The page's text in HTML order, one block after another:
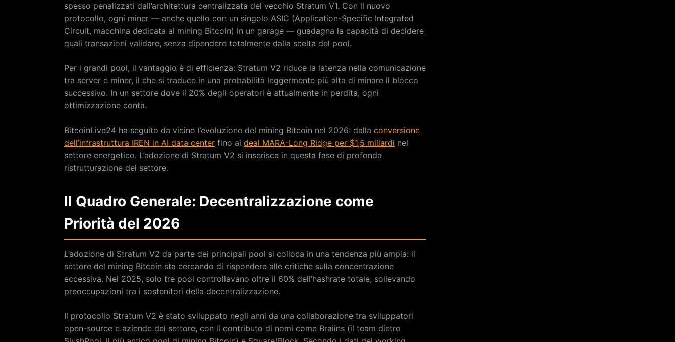
spesso penalizzati dall’architettura centralizzata del vecchio Stratum V1. Con il nuovo
protocollo, ogni miner — anche quello con un singolo ASIC (Application-Specific Integrated
Circuit, macchina dedicata al mining Bitcoin) in un garage — guadagna la capacità di decidere
quali transazioni validare, senza dipendere totalmente dalla scelta del pool.
Per i grandi pool, il vantaggio è di efficienza: Stratum V2 riduce la latenza nella comunicazione
tra server e miner, il che si traduce in una probabilità leggermente più alta di minare il blocco
successivo. In un settore dove il 20% degli operatori è attualmente in perdita, ogni
ottimizzazione conta.
BitcoinLive24 ha seguito da vicino l’evoluzione del mining Bitcoin nel 2026: dalla conversione
dell’infrastruttura IREN in AI data center fino al deal MARA-Long Ridge per $1,5 miliardi nel
settore energetico. L’adozione di Stratum V2 si inserisce in questa fase di profonda
ristrutturazione del settore.
Il Quadro Generale: Decentralizzazione come
Priorità del 2026
L’adozione di Stratum V2 da parte dei principali pool si colloca in una tendenza più ampia: il
settore del mining Bitcoin sta cercando di rispondere alle critiche sulla concentrazione
eccessiva. Nel 2025, solo tre pool controllavano oltre il 60% dell’hashrate totale, sollevando
preoccupazioni tra i sostenitori della decentralizzazione.
Il protocollo Stratum V2 è stato sviluppato negli anni da una collaborazione tra sviluppatori
open-source e aziende del settore, con il contributo di nomi come Braiins (il team dietro